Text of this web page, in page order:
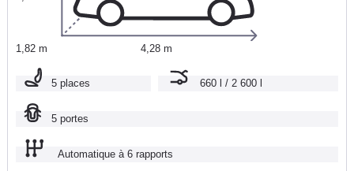
1,82 m 4,28 m
5 places 660 l / 2 600 l
5 portes
Automatique à 6 rapports